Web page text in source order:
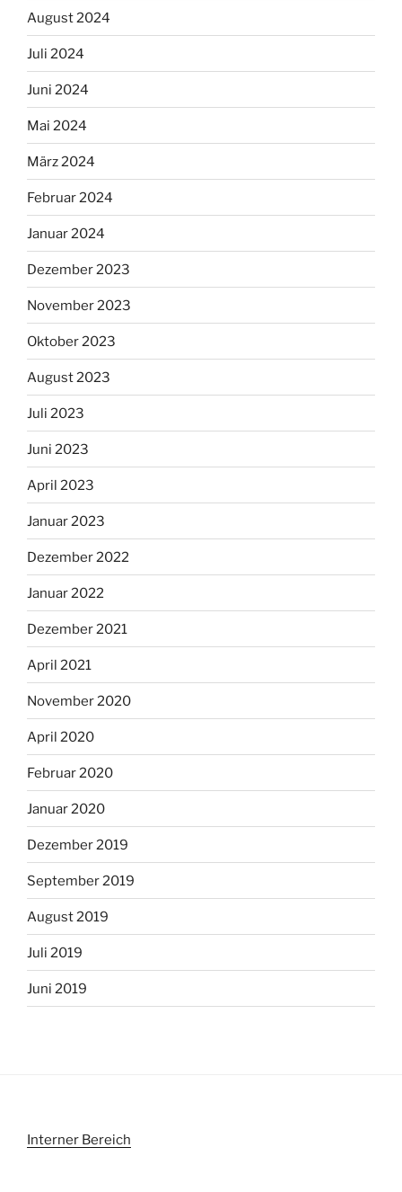
August 2024
Juli 2024
Juni 2024
Mai 2024
März 2024
Februar 2024
Januar 2024
Dezember 2023
November 2023
Oktober 2023
August 2023
Juli 2023
Juni 2023
April 2023
Januar 2023
Dezember 2022
Januar 2022
Dezember 2021
April 2021
November 2020
April 2020
Februar 2020
Januar 2020
Dezember 2019
September 2019
August 2019
Juli 2019
Juni 2019
Interner Bereich